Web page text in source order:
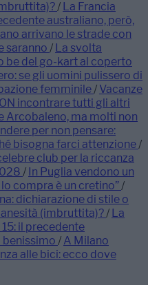
/ La Francia
australiano, però,
arrivano le strade con
saranno / La svolta
be del go-kart al coperto
se gli uomini pulissero di
femminile/ Vacanze
incontrare tutti gli altri
Arcobaleno, ma molti non
per non pensare:
bisogna farci attenzione/
club per la riccanza
/ In Puglia vendono un
compra è un cretino”/
dichiarazione di stile o
(imbruttita)?/ La
il precedente
benissimo / A Milano
alle bici: ecco dove